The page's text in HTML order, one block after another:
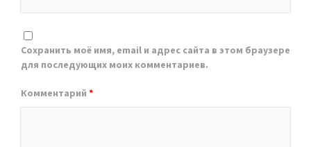
Сохранить моё имя, email и адрес сайта в этом браузере
для последующих моих комментариев.
Комментарий *